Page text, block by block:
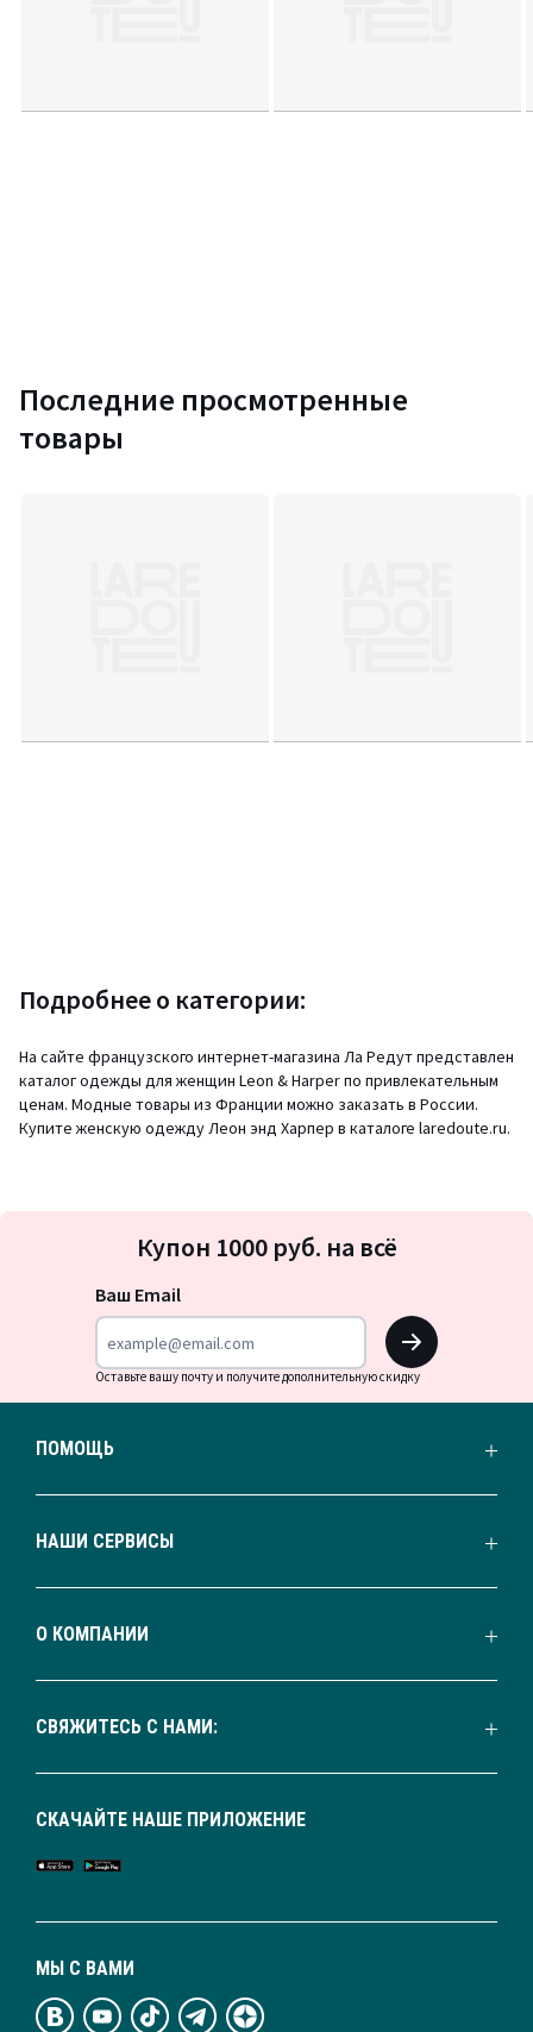
Последние просмотренные
товары
Подробнее о категории:
На сайте французского интернет-магазина Ла Редут представлен
каталог одежды для женщин Leon & Harper по привлекательным
ценам. Модные товары из Франции можно заказать в России.
Купите женскую одежду Леон энд Харпер в каталоге laredoute.ru.
на
Купон 1000 руб. на всё
Ваш Email
OK
Оставьте вашу почту и получите дополнительную скидку
ПОМОЩЬ
НАШИ СЕРВИСЫ
О КОМПАНИИ
СВЯЖИТЕСЬ С НАМИ:
МЫ С ВАМИ
СКАЧАЙТЕ НАШЕ ПРИЛОЖЕНИЕ